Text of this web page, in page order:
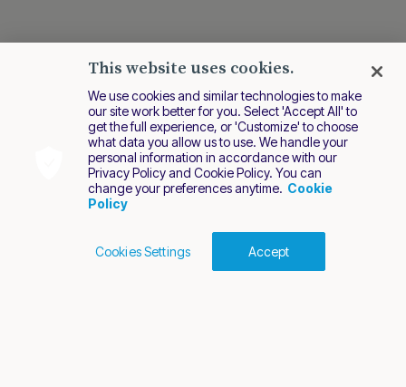
Cookies PolicyTerms of Use
Privacy Policy
2026 Nuvei. All rights reserved.
This website uses cookies.
We use cookies and similar technologies to make
our site work better for you. Select 'Accept All' to
get the full experience, or 'Customize' to choose
what data you allow us to use. We handle your
personal information in accordance with our
Privacy Policy and Cookie Policy. You can
change your preferences anytime. Cookie
Policy
Cookies Settings Accept